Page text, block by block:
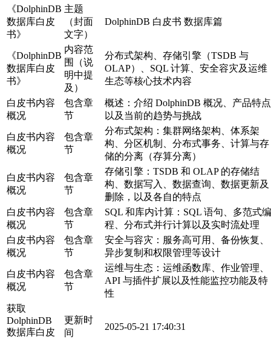
《DolphinDB
数据库白皮
书》
主题
（封面
文字）
DolphinDB 白皮书 数据库篇
《DolphinDB
数据库白皮
书》
内容范
围（说
明中提
及）
分布式架构、存储引擎（TSDB 与
OLAP）、SQL 计算、安全容灾及运维
生态等核心技术内容
白皮书内容
概况
包含章
节
概述：介绍 DolphinDB 概况、产品特点
以及当前的趋势与挑战
白皮书内容
概况
包含章
节
分布式架构：集群网络架构、体系架
构、分区机制、分布式事务、计算与存
储的分离（存算分离）
白皮书内容
概况
包含章
节
存储引擎：TSDB 和 OLAP 的存储结
构、数据写入、数据查询、数据更新及
删除，以及各自的特点
白皮书内容
概况
包含章
节
SQL 和库内计算：SQL 语句、多范式编
程、分布式并行计算以及实时流处理
白皮书内容
概况
包含章
节
安全与容灾：服务高可用、备份恢复、
异步复制和权限管理等设计
白皮书内容
概况
包含章
节
运维与生态：运维函数库、作业管理、
API 与插件扩展以及性能监控功能及特
性
获取
DolphinDB
数据库白皮
更新时
间
2025-05-21 17:40:31